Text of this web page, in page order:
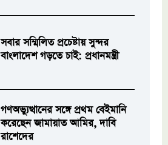
সবার সম্মিলিত প্রচেষ্টায় সুন্দর
বাংলাদেশ গড়তে চাই: প্রধানমন্ত্রী
গণঅভ্যুত্থানের সঙ্গে প্রথম বেইমানি
করেছেন জামায়াত আমির, দাবি
রাশেদের